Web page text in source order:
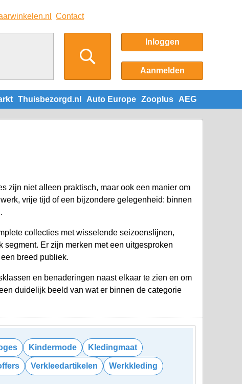
Contact
Inloggen
Aanmelden
Thuisbezorgd.nl Auto Europe Zooplus AEG
zijn niet alleen praktisch, maar ook een manier om
vrije tijd of een bijzondere gelegenheid: binnen
collecties met wisselende seizoenslijnen,
Er zijn merken met een uitgesproken
breed publiek.
en benaderingen naast elkaar te zien en om
duidelijk beeld van wat er binnen de categorie
Kindermode Kledingmaat
Verkleedartikelen Werkkleding